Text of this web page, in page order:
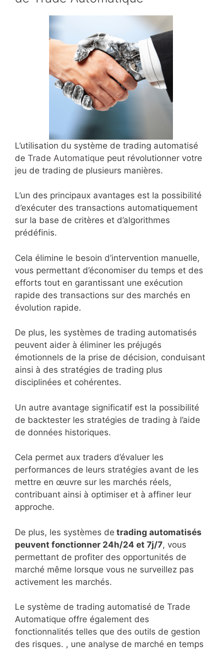
L’utilisation du système de trading automatisé
de Trade Automatique peut révolutionner votre
jeu de trading de plusieurs manières.
L’un des principaux avantages est la possibilité
d’exécuter des transactions automatiquement
sur la base de critères et d’algorithmes
prédéfinis.
Cela élimine le besoin d’intervention manuelle,
vous permettant d’économiser du temps et des
efforts tout en garantissant une exécution
rapide des transactions sur des marchés en
évolution rapide.
De plus, les systèmes de trading automatisés
peuvent aider à éliminer les préjugés
émotionnels de la prise de décision, conduisant
ainsi à des stratégies de trading plus
disciplinées et cohérentes.
Un autre avantage significatif est la possibilité
de backtester les stratégies de trading à l’aide
de données historiques.
Cela permet aux traders d’évaluer les
performances de leurs stratégies avant de les
mettre en œuvre sur les marchés réels,
contribuant ainsi à optimiser et à affiner leur
approche.
De plus, les systèmes de trading automatisés
peuvent fonctionner 24h/24 et 7j/7, vous
permettant de profiter des opportunités de
marché même lorsque vous ne surveillez pas
activement les marchés.
Le système de trading automatisé de Trade
Automatique offre également des
fonctionnalités telles que des outils de gestion
des risques. , une analyse de marché en temps